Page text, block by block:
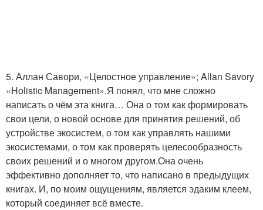
5. Аллан Савори, «Целостное управление»; Allan Savory
«Holistic Management».Я понял, что мне сложно
написать о чём эта книга… Она о том как формировать
свои цели, о новой основе для принятия решений, об
устройстве экосистем, о том как управлять нашими
экосистемами, о том как проверять целесообразность
своих решений и о многом другом.Она очень
эффективно дополняет то, что написано в предыдущих
книгах. И, по моим ощущениям, является эдаким клеем,
который соединяет всё вместе.